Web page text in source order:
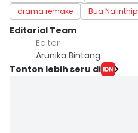
drama remake
Bua Nalinthip
Editorial Team
Editor
Arunika Bintang
Tonton lebih seru di